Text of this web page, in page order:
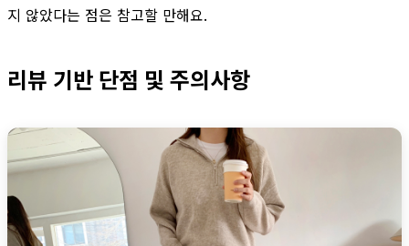
지 않았다는 점은 참고할 만해요.
리뷰 기반 단점 및 주의사항